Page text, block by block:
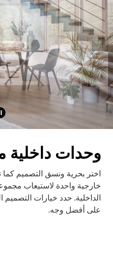
وحدات داخلية
اختر بحرية ونسق التصميم
خارجية واحدة لاستيعاب
الداخلية. حدد خيارات التصميم
على أفضل وجه.